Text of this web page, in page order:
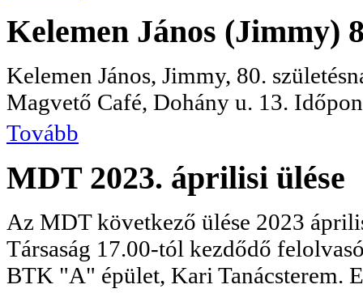
Kelemen János (Jimmy)
Kelemen János, Jimmy, 80.
Magvető Café, Dohány u. 13.
Tovább
MDT 2023. áprilisi ülése
Az MDT következő ülése 2023
Társaság 17.00-tól kezdődő
BTK "A" épület, Kari Tanácsterem.